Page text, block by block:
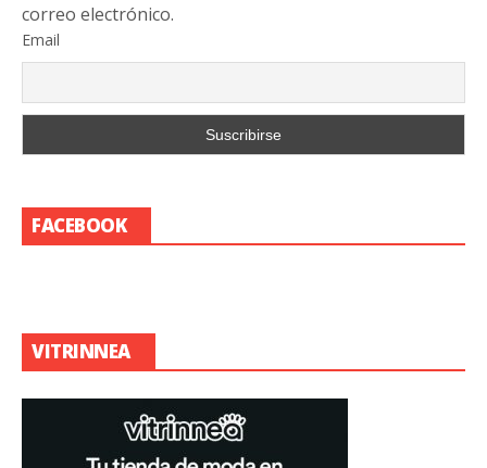
correo electrónico.
Email
FACEBOOK
VITRINNEA